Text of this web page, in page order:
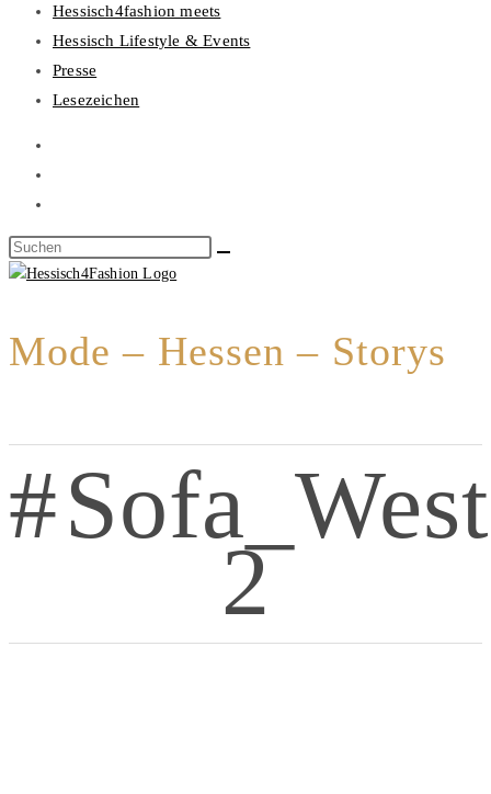
Hessisch4fashion meets
Hessisch Lifestyle & Events
Presse
Lesezeichen
Mode – Hessen – Storys
2